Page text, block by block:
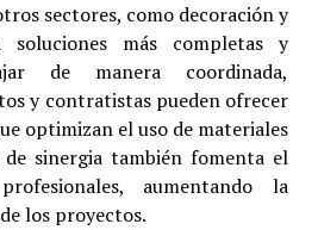
sectores, como decoración y
soluciones más completas y
de manera coordinada,
y contratistas pueden ofrecer
optimizan el uso de materiales
sinergia también fomenta el
aumentando la
los proyectos.